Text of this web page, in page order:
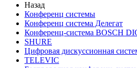
Назад
Конференц системы
Конференц система Делегат
Конференц-система BOSCH
SHURE
Цифровая дискуссионная
TELEVIC